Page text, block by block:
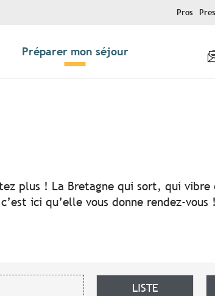
Pros
Préparer mon séjour
plus ! La Bretagne qui sort, qui vibre
ici qu’elle vous donne rendez-vous !
LISTE